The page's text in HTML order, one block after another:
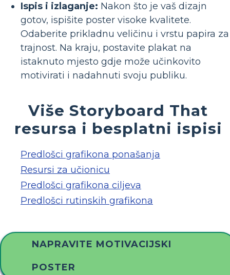
Ispis i izlaganje: Nakon što je vaš dizajn
gotov, ispišite poster visoke kvalitete.
Odaberite prikladnu veličinu i vrstu papira za
trajnost. Na kraju, postavite plakat na
istaknuto mjesto gdje može učinkovito
motivirati i nadahnuti svoju publiku.
Više Storyboard That
resursa i besplatni ispisi
Predlošci grafikona ponašanja
Resursi za učionicu
Predlošci grafikona ciljeva
Predlošci rutinskih grafikona
NAPRAVITE MOTIVACIJSKI
POSTER